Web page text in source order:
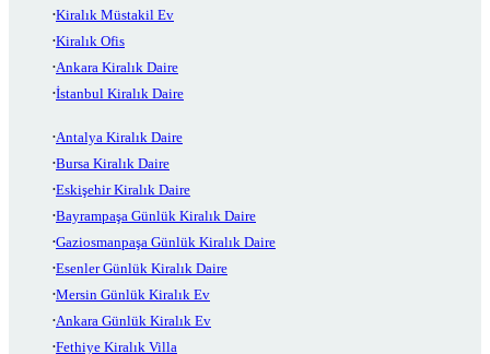
Kiralık Müstakil Ev
Kiralık Ofis
Ankara Kiralık Daire
İstanbul Kiralık Daire
Antalya Kiralık Daire
Bursa Kiralık Daire
Eskişehir Kiralık Daire
Bayrampaşa Günlük Kiralık Daire
Gaziosmanpaşa Günlük Kiralık Daire
Esenler Günlük Kiralık Daire
Mersin Günlük Kiralık Ev
Ankara Günlük Kiralık Ev
Fethiye Kiralık Villa